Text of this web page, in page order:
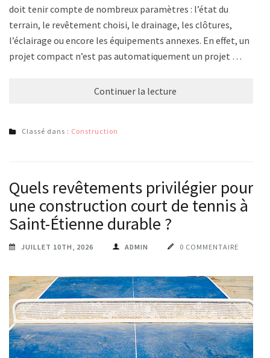
doit tenir compte de nombreux paramètres : l’état du
terrain, le revêtement choisi, le drainage, les clôtures,
l’éclairage ou encore les équipements annexes. En effet, un
projet compact n’est pas automatiquement un projet …
Continuer la lecture
Classé dans : Construction
Quels revêtements privilégier pour
une construction court de tennis à
Saint-Étienne durable ?
JUILLET 10TH, 2026 ADMIN 0 COMMENTAIRE